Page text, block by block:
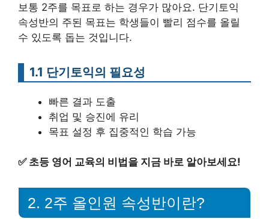
보통 2주를 목표로 하는 경우가 많아요. 단기토익
속성반의 주된 목표는 학생들이 빨리 점수를 올릴
수 있도록 돕는 것입니다.
1.1 단기토익의 필요성
빠른 결과 도출
취업 및 승진에 유리
목표 설정 후 집중적인 학습 가능
✅ 초등 영어 교육의 비법을 지금 바로 알아보세요!
2. 2주 올인원 속성반이란?